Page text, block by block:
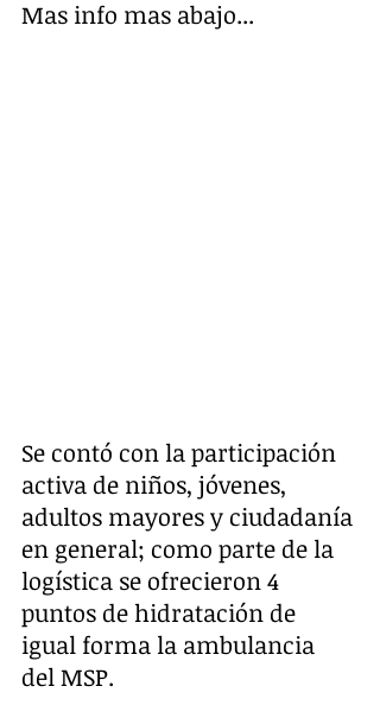
Mas info mas abajo...
Se contó con la participación
activa de niños, jóvenes,
adultos mayores y ciudadanía
en general; como parte de la
logística se ofrecieron 4
puntos de hidratación de
igual forma la ambulancia
del MSP.